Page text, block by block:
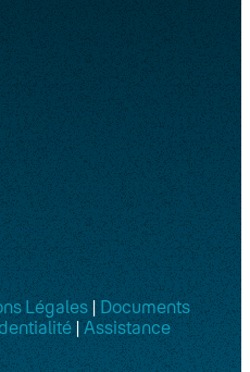
Légales|Documents
|Assistance